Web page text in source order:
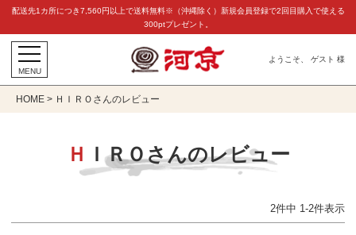
配送先1カ所につき7,560円以上で送料無料※（沖縄除く）新規会員登録で2回目購入で使える
300ptプレゼント。
MENU
ようこそ、 ゲスト 様
HOME ＨＩＲＯさんのレビュー
ＨＩＲＯさんのレビュー
2件中 1-2件表示